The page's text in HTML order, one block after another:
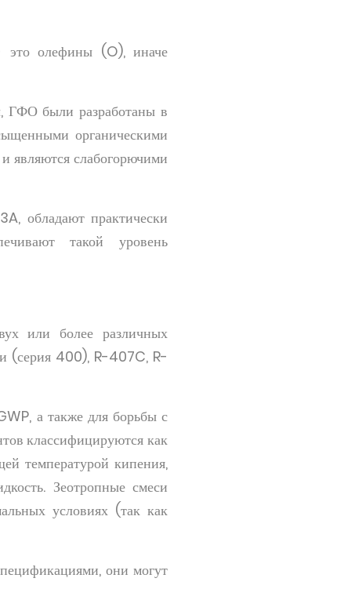
это олефины (O), иначе
ГФО были разработаны в
органическими
являются слабогорючими
обладают практически
такой уровень
или более различных
(серия 400), R-407C, R-
а также для борьбы с
классифицируются как
температурой кипения,
Зеотропные смеси
условиях (так как
они могут